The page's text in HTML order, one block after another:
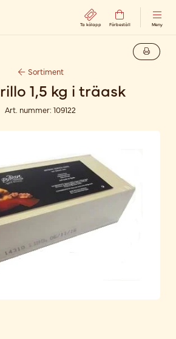
Ta kölapp Förbeställ Meny
Sortiment
1,5 kg i träask
Art. nummer: 109122